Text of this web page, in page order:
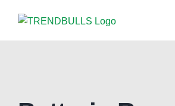
Inhalt